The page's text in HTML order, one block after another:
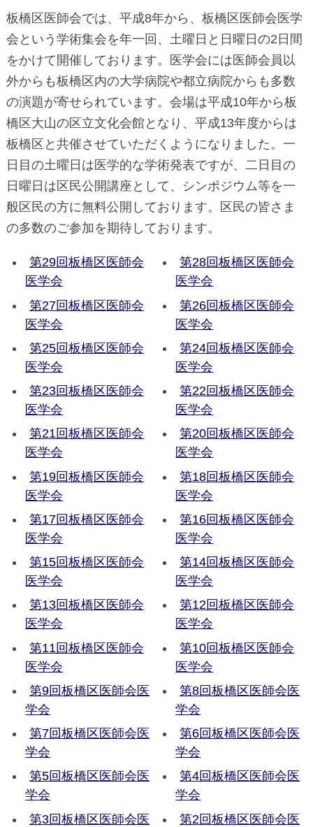
板橋区医師会では、平成8年から、板橋区医師会医学
会という学術集会を年一回、土曜日と日曜日の2日間
をかけて開催しております。医学会には医師会員以
外からも板橋区内の大学病院や都立病院からも多数
の演題が寄せられています。会場は平成10年から板
橋区大山の区立文化会館となり、平成13年度からは
板橋区と共催させていただくようになりました。一
日目の土曜日は医学的な学術発表ですが、二日目の
日曜日は区民公開講座として、シンポジウム等を一
般区民の方に無料公開しております。区民の皆さま
の多数のご参加を期待しております。
第29回板橋区医師会
医学会
第28回板橋区医師会
医学会
第27回板橋区医師会
医学会
第26回板橋区医師会
医学会
第25回板橋区医師会
医学会
第24回板橋区医師会
医学会
第23回板橋区医師会
医学会
第22回板橋区医師会
医学会
第21回板橋区医師会
医学会
第20回板橋区医師会
医学会
第19回板橋区医師会
医学会
第18回板橋区医師会
医学会
第17回板橋区医師会
医学会
第16回板橋区医師会
医学会
第15回板橋区医師会
医学会
第14回板橋区医師会
医学会
第13回板橋区医師会
医学会
第12回板橋区医師会
医学会
第11回板橋区医師会
医学会
第10回板橋区医師会
医学会
第9回板橋区医師会医
学会
第8回板橋区医師会医
学会
第7回板橋区医師会医
学会
第6回板橋区医師会医
学会
第5回板橋区医師会医
学会
第4回板橋区医師会医
学会
第3回板橋区医師会医
第2回板橋区医師会医